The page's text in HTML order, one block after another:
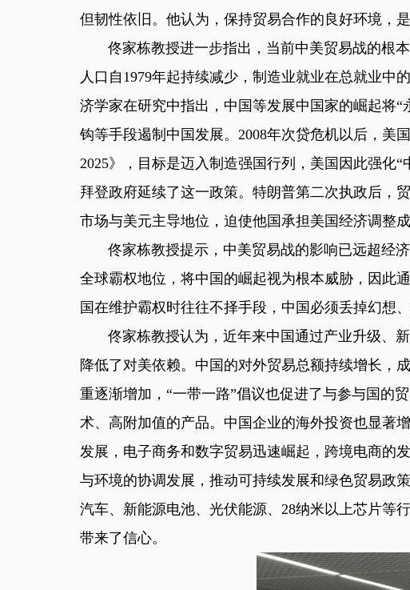
但韧性依旧。他认为，保持贸易合作的良好环境，
佟家栋教授进一步指出，当前中美贸易战的根本
人口自1979年起持续减少，制造业就业在总就业中
济学家在研究中指出，中国等发展中国家的崛起将
钩等手段遏制中国发展。2008年次贷危机以后，美
2025》，目标是迈入制造强国行列，美国因此强化
拜登政府延续了这一政策。特朗普第二次执政后，
市场与美元主导地位，迫使他国承担美国经济调整成
佟家栋教授提示，中美贸易战的影响已远超经济
全球霸权地位，将中国的崛起视为根本威胁，因此
国在维护霸权时往往不择手段，中国必须丢掉幻想
佟家栋教授认为，近年来中国通过产业升级、新
降低了对美依赖。中国的对外贸易总额持续增长，
重逐渐增加，“一带一路”倡议也促进了与参与国的
术、高附加值的产品。中国企业的海外投资也显著
发展，电子商务和数字贸易迅速崛起，跨境电商的
与环境的协调发展，推动可持续发展和绿色贸易政
汽车、新能源电池、光伏能源、28纳米以上芯片等
带来了信心。